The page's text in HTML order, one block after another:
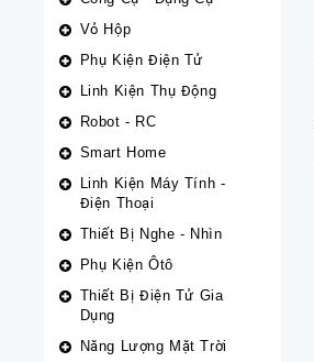
Vỏ Hộp
Phụ Kiện Điện Tử
Linh Kiện Thụ Động
Robot - RC
Smart Home
Linh Kiện Máy Tính -
Điện Thoại
Thiết Bị Nghe - Nhìn
Phụ Kiện Ôtô
Thiết Bị Điện Tử Gia
Dụng
Năng Lượng Mặt Trời